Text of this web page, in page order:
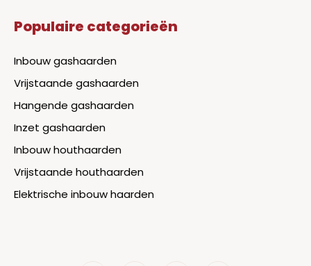
Populaire categorieën
Inbouw gashaarden
Vrijstaande gashaarden
Hangende gashaarden
Inzet gashaarden
Inbouw houthaarden
Vrijstaande houthaarden
Elektrische inbouw haarden